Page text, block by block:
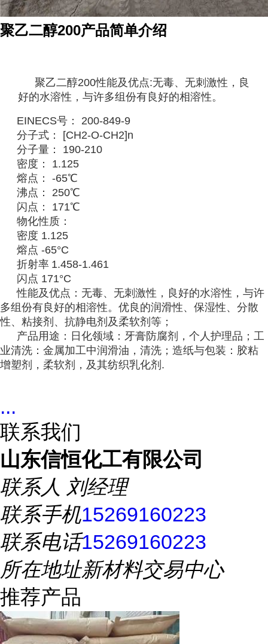
聚乙二醇200产品简单介绍
聚乙二醇200性能及优点:无毒、无刺激性，良
好的水溶性，与许多组份有良好的相溶性。
EINECS号： 200-849-9
分子式： [CH2-O-CH2]n
分子量： 190-210
密度： 1.125
熔点： -65℃
沸点： 250℃
闪点： 171℃
物化性质：
密度 1.125
熔点 -65°C
折射率 1.458-1.461
闪点 171°C
性能及优点：无毒、无刺激性，良好的水溶性，与许
多组份有良好的相溶性。优良的润滑性、保湿性、分散
性、粘接剂、抗静电剂及柔软剂等；
产品用途：日化领域：牙膏防腐剂，个人护理品；工
业清洗：金属加工中润滑油，清洗；造纸与包装：胶粘
增塑剂，柔软剂，及其纺织乳化剂.
...
联系我们
山东信恒化工有限公司
联系人 刘经理
联系手机15269160223
联系电话15269160223
所在地址新材料交易中心
推荐产品